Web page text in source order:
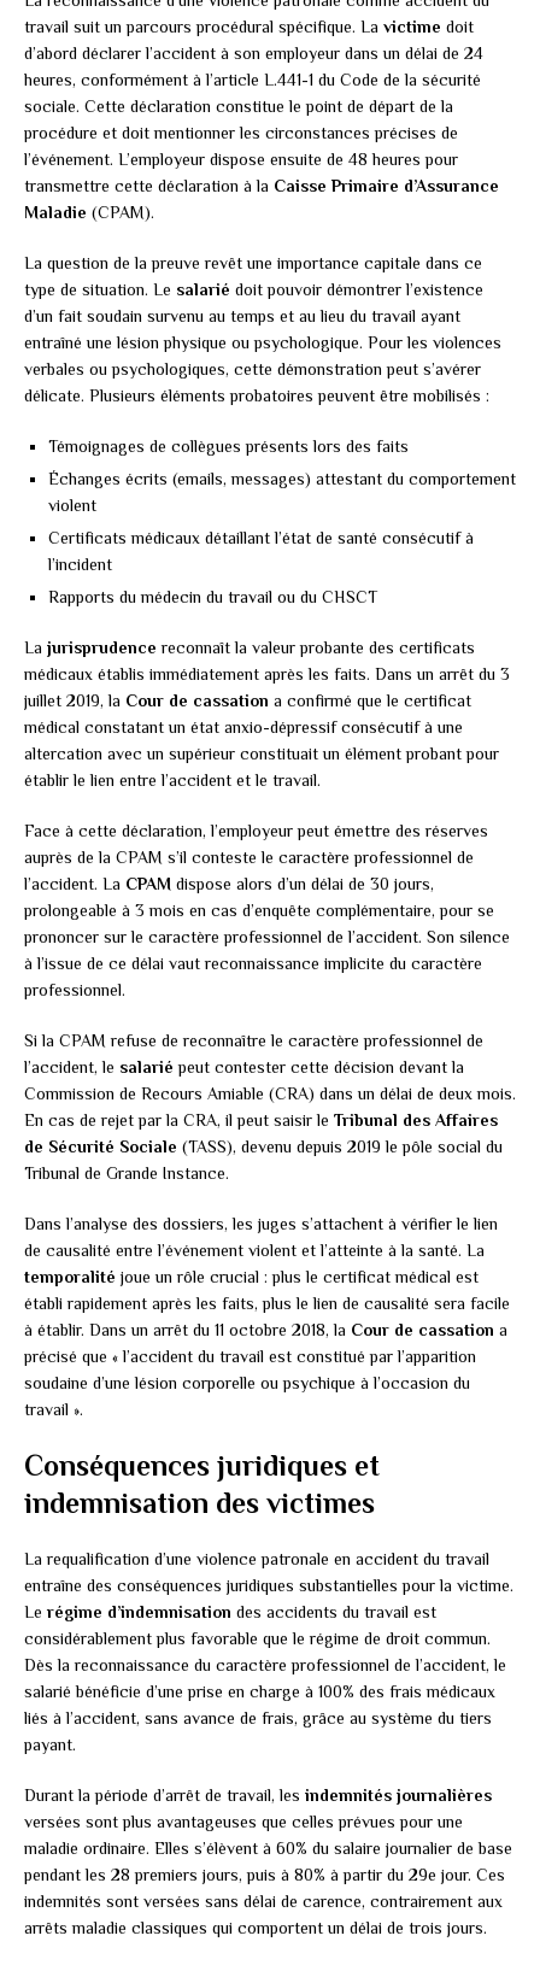
travail suit un parcours procédural spécifique. La victime doit
d’abord déclarer l’accident à son employeur dans un délai de 24
heures, conformément à l’article L.441-1 du Code de la sécurité
sociale. Cette déclaration constitue le point de départ de la
procédure et doit mentionner les circonstances précises de
l’événement. L’employeur dispose ensuite de 48 heures pour
transmettre cette déclaration à la Caisse Primaire d’Assurance
Maladie (CPAM).
La question de la preuve revêt une importance capitale dans ce
type de situation. Le salarié doit pouvoir démontrer l’existence
d’un fait soudain survenu au temps et au lieu du travail ayant
entraîné une lésion physique ou psychologique. Pour les violences
verbales ou psychologiques, cette démonstration peut s’avérer
délicate. Plusieurs éléments probatoires peuvent être mobilisés :
Témoignages de collègues présents lors des faits
Échanges écrits (emails, messages) attestant du comportement
violent
Certificats médicaux détaillant l’état de santé consécutif à
l’incident
Rapports du médecin du travail ou du CHSCT
La jurisprudence reconnaît la valeur probante des certificats
médicaux établis immédiatement après les faits. Dans un arrêt du 3
juillet 2019, la Cour de cassation a confirmé que le certificat
médical constatant un état anxio-dépressif consécutif à une
altercation avec un supérieur constituait un élément probant pour
établir le lien entre l’accident et le travail.
Face à cette déclaration, l’employeur peut émettre des réserves
auprès de la CPAM s’il conteste le caractère professionnel de
l’accident. La CPAM dispose alors d’un délai de 30 jours,
prolongeable à 3 mois en cas d’enquête complémentaire, pour se
prononcer sur le caractère professionnel de l’accident. Son silence
à l’issue de ce délai vaut reconnaissance implicite du caractère
professionnel.
Si la CPAM refuse de reconnaître le caractère professionnel de
l’accident, le salarié peut contester cette décision devant la
Commission de Recours Amiable (CRA) dans un délai de deux mois.
En cas de rejet par la CRA, il peut saisir le Tribunal des Affaires
de Sécurité Sociale (TASS), devenu depuis 2019 le pôle social du
Tribunal de Grande Instance.
Dans l’analyse des dossiers, les juges s’attachent à vérifier le lien
de causalité entre l’événement violent et l’atteinte à la santé. La
temporalité joue un rôle crucial : plus le certificat médical est
établi rapidement après les faits, plus le lien de causalité sera facile
à établir. Dans un arrêt du 11 octobre 2018, la Cour de cassation a
précisé que « l’accident du travail est constitué par l’apparition
soudaine d’une lésion corporelle ou psychique à l’occasion du
travail ».
Conséquences juridiques et
indemnisation des victimes
La requalification d’une violence patronale en accident du travail
entraîne des conséquences juridiques substantielles pour la victime.
Le régime d’indemnisation des accidents du travail est
considérablement plus favorable que le régime de droit commun.
Dès la reconnaissance du caractère professionnel de l’accident, le
salarié bénéficie d’une prise en charge à 100% des frais médicaux
liés à l’accident, sans avance de frais, grâce au système du tiers
payant.
Durant la période d’arrêt de travail, les indemnités journalières
versées sont plus avantageuses que celles prévues pour une
maladie ordinaire. Elles s’élèvent à 60% du salaire journalier de base
pendant les 28 premiers jours, puis à 80% à partir du 29e jour. Ces
indemnités sont versées sans délai de carence, contrairement aux
arrêts maladie classiques qui comportent un délai de trois jours.